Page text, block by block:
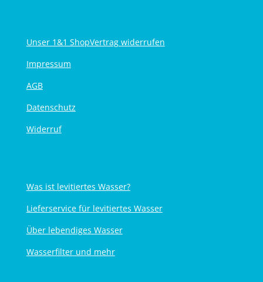
Unser 1&1 Shop
Impressum
AGB
Datenschutz
Widerruf
Vertrag widerrufen
Was ist levitiertes Wasser?
Lieferservice für levitiertes Wasser
Über lebendiges Wasser
Wasserfilter und mehr